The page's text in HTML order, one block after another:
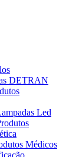
DETRAN
Led
Médicos